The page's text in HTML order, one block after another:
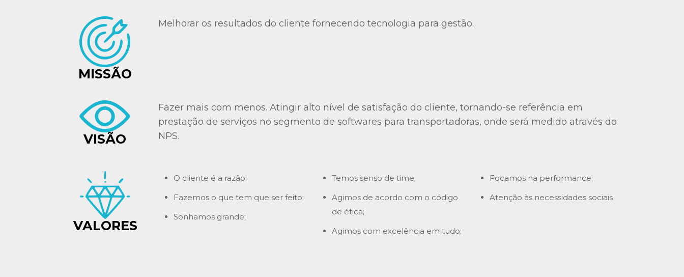
MISSÃO
Melhorar os resultados do cliente fornecendo tecnologia para gestão.
VISÃO
Fazer mais com menos. Atingir alto nível de satisfação do cliente, tornando-se referência em
prestação de serviços no segmento de softwares para transportadoras, onde será medido através do
NPS.
VALORES
O cliente é a razão;
Fazemos o que tem que ser feito;
Sonhamos grande;
Temos senso de time;
Agimos de acordo com o código
de ética;
Agimos com excelência em tudo;
Focamos na performance;
Atenção às necessidades sociais